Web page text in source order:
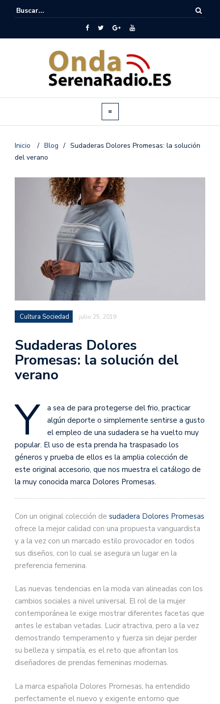
Inicio / Blog / Sudaderas Dolores Promesas: la solución
del verano
Cultura Sociedad julio 25, 2019
Sudaderas Dolores
Promesas: la solución del
verano
Y
a sea de para protegerse del frio, practicar
algún deporte o simplemente sentirse a gusto
el empleo de una sudadera se ha vuelto muy
popular. El uso de esta prenda ha traspasado los
géneros y prueba de ellos es la amplia colección de
este original accesorio, que nos muestra el catálogo de
la muy conocida marca Dolores Promesas.
Con un original colección de sudadera Dolores Promesas
ofrece la mejor calidad con una propuesta vanguardista
y a la vez con un marcado estilo provocador en todos
sus diseños, con lo cual se asegura un lugar en la
preferencia femenina.
Las nuevas tendencias en la moda van alineadas con los
cambios sociales a nivel universal. El rol de la mujer
contemporánea le exige mostrar diferentes facetas que
antes le estaban vetadas. Lucir atractiva, pero a la vez
demostrando temperamento y fuerza sin dejar perder
su belleza y simpatía, es el reto que afrontan los
diseñadores de prendas femeninas modernas.
La marca española Dolores Promesas, ha entendido
perfectamente el nuevo y exigente entorno que